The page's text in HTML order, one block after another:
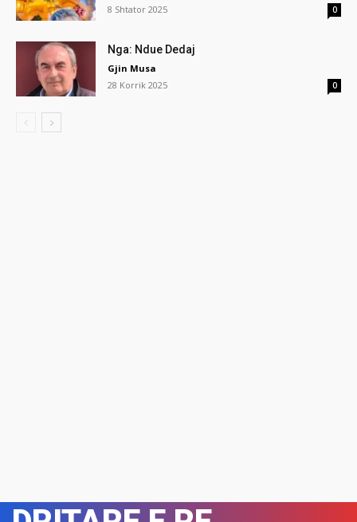
8 Shtator 2025
0
Nga: Ndue Dedaj
Gjin Musa
28 Korrik 2025
0